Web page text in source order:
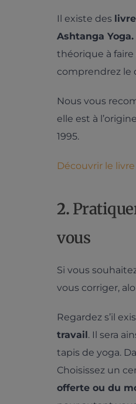
Il existe des
Ashtanga Yoga.
théorique à
comprendrez le
Nous vous
elle est à
1995.
Découvrir le
2.
vous
Si vous
vous corriger,
Regardez s’il
travail. Il sera
tapis de yoga.
Choisissez un
offerte ou du